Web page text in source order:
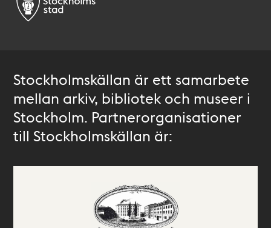
Stockholmskällan är ett samarbete
mellan arkiv, bibliotek och museer i
Stockholm. Partnerorganisationer
till Stockholmskällan är: